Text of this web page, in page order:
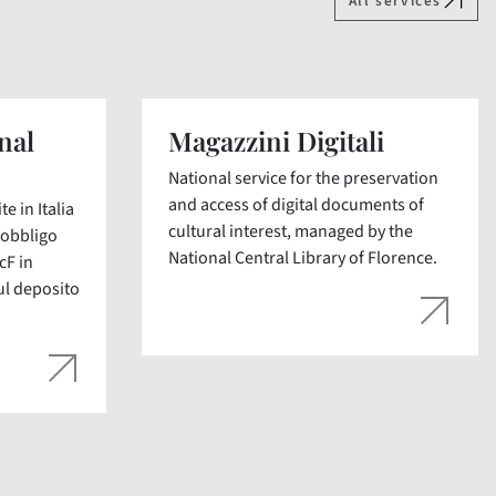
in Italia
in
deposito
Magazzini Digitali
National service for the preservation
and access of digital documents of
cultural interest, managed by the
National Central Library of Florence.